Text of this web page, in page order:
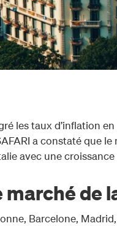
les taux d’inflation
a constaté que
avec une
marché de
Barcelone,